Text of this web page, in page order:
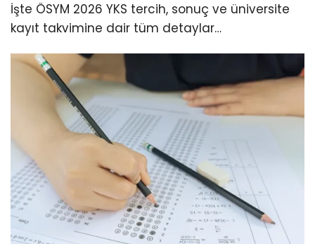
İşte ÖSYM 2026 YKS tercih, sonuç ve üniversite
kayıt takvimine dair tüm detaylar…